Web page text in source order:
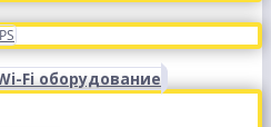
Fi оборудование